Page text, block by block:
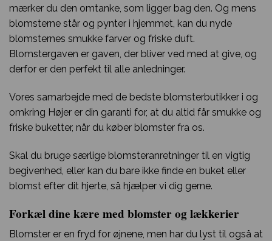
mærker du den omtanke, som ligger bag den. Og mens
blomsterne står og pynter i hjemmet, kan du nyde
blomsternes smukke farver og friske duft.
Blomstergaven er gaven, der bliver ved med at give, og
derfor er den perfekt til alle anledninger.
Vores samarbejde med de bedste blomsterbutikker i og
omkring Højer er din garanti for, at du altid får smukke og
friske buketter, når du køber blomster fra os.
Skal du bruge særlige blomsteranretninger til en vigtig
begivenhed, eller kan du bare ikke finde en buket eller
blomst efter dit hjerte, så hjælper vi dig gerne.
Forkæl dine kære med blomster og lækkerier
Blomster er en fryd for øjnene, men har du lyst til også at